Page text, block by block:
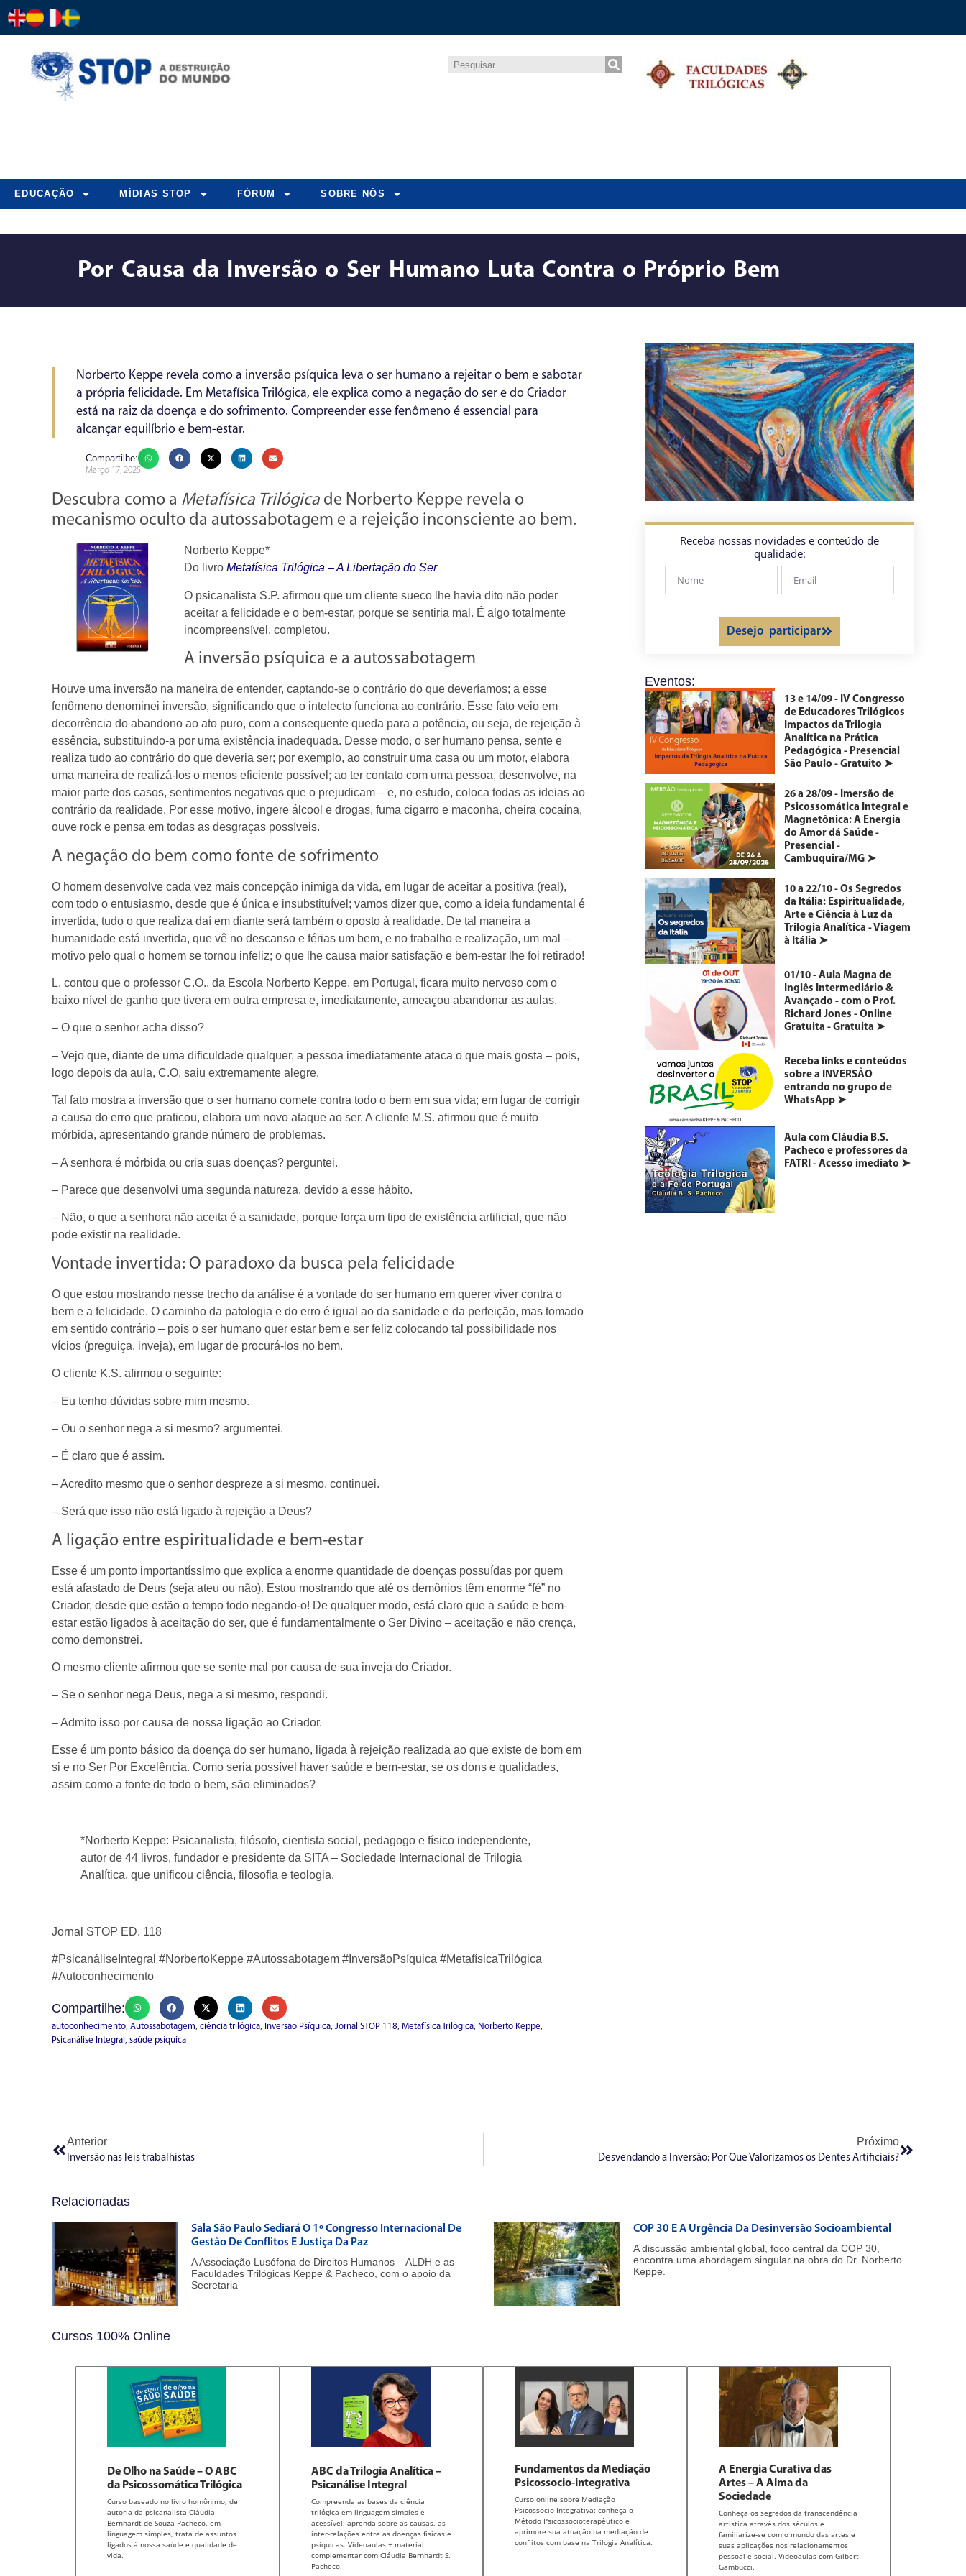
EDUCAÇÃO MÍDIAS STOP FÓRUM SOBRE NÓS
Por Causa da Inversão o Ser Humano Luta Contra o Próprio Bem
Norberto Keppe revela como a inversão psíquica leva o ser humano a rejeitar o bem e sabotar
a própria felicidade. Em Metafísica Trilógica, ele explica como a negação do ser e do Criador
está na raiz da doença e do sofrimento. Compreender esse fenômeno é essencial para
alcançar equilíbrio e bem-estar.
Compartilhe:
Março 17, 2025
Descubra como a Metafísica Trilógica de Norberto Keppe revela o
mecanismo oculto da autossabotagem e a rejeição inconsciente ao bem.
Norberto Keppe*
Do livro Metafísica Trilógica – A Libertação do Ser
O psicanalista S.P. afirmou que um cliente sueco lhe havia dito não poder
aceitar a felicidade e o bem-estar, porque se sentiria mal. É algo totalmente
incompreensível, completou.
A inversão psíquica e a autossabotagem
Houve uma inversão na maneira de entender, captando-se o contrário do que deveríamos; a esse
fenômeno denominei inversão, significando que o intelecto funciona ao contrário. Esse fato veio em
decorrência do abandono ao ato puro, com a consequente queda para a potência, ou seja, de rejeição à
essência, substituindo-a por uma existência inadequada. Desse modo, o ser humano pensa, sente e
realiza tudo ao contrário do que deveria ser; por exemplo, ao construir uma casa ou um motor, elabora
uma maneira de realizá-los o menos eficiente possível; ao ter contato com uma pessoa, desenvolve, na
maior parte dos casos, sentimentos negativos que o prejudicam – e, no estudo, coloca todas as ideias ao
contrário da realidade. Por esse motivo, ingere álcool e drogas, fuma cigarro e maconha, cheira cocaína,
ouve rock e pensa em todas as desgraças possíveis.
A negação do bem como fonte de sofrimento
O homem desenvolve cada vez mais concepção inimiga da vida, em lugar de aceitar a positiva (real),
com todo o entusiasmo, desde que é única e insubstituível; vamos dizer que, como a ideia fundamental é
invertida, tudo o que realiza daí em diante será também o oposto à realidade. De tal maneira a
humanidade está invertida, que vê no descanso e férias um bem, e no trabalho e realização, um mal –
motivo pelo qual o homem se tornou infeliz; o que lhe causa maior satisfação e bem-estar lhe foi retirado!
L. contou que o professor C.O., da Escola Norberto Keppe, em Portugal, ficara muito nervoso com o
baixo nível de ganho que tivera em outra empresa e, imediatamente, ameaçou abandonar as aulas.
– O que o senhor acha disso?
– Vejo que, diante de uma dificuldade qualquer, a pessoa imediatamente ataca o que mais gosta – pois,
logo depois da aula, C.O. saiu extremamente alegre.
Tal fato mostra a inversão que o ser humano comete contra todo o bem em sua vida; em lugar de corrigir
a causa do erro que praticou, elabora um novo ataque ao ser. A cliente M.S. afirmou que é muito
mórbida, apresentando grande número de problemas.
– A senhora é mórbida ou cria suas doenças? perguntei.
– Parece que desenvolvi uma segunda natureza, devido a esse hábito.
– Não, o que a senhora não aceita é a sanidade, porque força um tipo de existência artificial, que não
pode existir na realidade.
Vontade invertida: O paradoxo da busca pela felicidade
O que estou mostrando nesse trecho da análise é a vontade do ser humano em querer viver contra o
bem e a felicidade. O caminho da patologia e do erro é igual ao da sanidade e da perfeição, mas tomado
em sentido contrário – pois o ser humano quer estar bem e ser feliz colocando tal possibilidade nos
vícios (preguiça, inveja), em lugar de procurá-los no bem.
O cliente K.S. afirmou o seguinte:
– Eu tenho dúvidas sobre mim mesmo.
– Ou o senhor nega a si mesmo? argumentei.
– É claro que é assim.
– Acredito mesmo que o senhor despreze a si mesmo, continuei.
– Será que isso não está ligado à rejeição a Deus?
A ligação entre espiritualidade e bem-estar
Esse é um ponto importantíssimo que explica a enorme quantidade de doenças possuídas por quem
está afastado de Deus (seja ateu ou não). Estou mostrando que até os demônios têm enorme “fé” no
Criador, desde que estão o tempo todo negando-o! De qualquer modo, está claro que a saúde e bem-
estar estão ligados à aceitação do ser, que é fundamentalmente o Ser Divino – aceitação e não crença,
como demonstrei.
O mesmo cliente afirmou que se sente mal por causa de sua inveja do Criador.
– Se o senhor nega Deus, nega a si mesmo, respondi.
– Admito isso por causa de nossa ligação ao Criador.
Esse é um ponto básico da doença do ser humano, ligada à rejeição realizada ao que existe de bom em
si e no Ser Por Excelência. Como seria possível haver saúde e bem-estar, se os dons e qualidades,
assim como a fonte de todo o bem, são eliminados?
*Norberto Keppe: Psicanalista, filósofo, cientista social, pedagogo e físico independente,
autor de 44 livros, fundador e presidente da SITA – Sociedade Internacional de Trilogia
Analítica, que unificou ciência, filosofia e teologia.
Jornal STOP ED. 118
#PsicanáliseIntegral #NorbertoKeppe #Autossabotagem #InversãoPsíquica #MetafísicaTrilógica
#Autoconhecimento
Compartilhe:
autoconhecimento, Autossabotagem, ciência trilógica, Inversão Psíquica, Jornal STOP 118, Metafísica Trilógica, Norberto Keppe,
Psicanálise Integral , saúde psíquica
Receba nossas novidades e conteúdo de
qualidade:
Desejo participar
Eventos:
13 e 14/09 - IV Congresso
de Educadores Trilógicos
Impactos da Trilogia
Analítica na Prática
Pedagógica - Presencial
São Paulo - Gratuito ➤
26 a 28/09 - Imersão de
Psicossomática Integral e
Magnetônica: A Energia
do Amor dá Saúde -
Presencial -
Cambuquira/MG ➤
10 a 22/10 - Os Segredos
da Itália: Espiritualidade,
Arte e Ciência à Luz da
Trilogia Analítica - Viagem
à Itália ➤
01/10 - Aula Magna de
Inglês Intermediário &
Avançado - com o Prof.
Richard Jones - Online
Gratuita - Gratuita ➤
Receba links e conteúdos
sobre a INVERSÃO
entrando no grupo de
WhatsApp ➤
Aula com Cláudia B.S.
Pacheco e professores da
FATRI - Acesso imediato ➤
Anterior
Inversão nas leis trabalhistas
Próximo
Desvendando a Inversão: Por Que Valorizamos os Dentes Artificiais?
Relacionadas
Sala São Paulo Sediará O 1º Congresso Internacional De
Gestão De Conflitos E Justiça Da Paz
A Associação Lusófona de Direitos Humanos – ALDH e as
Faculdades Trilógicas Keppe & Pacheco, com o apoio da
Secretaria
COP 30 E A Urgência Da Desinversão Socioambiental
A discussão ambiental global, foco central da COP 30,
encontra uma abordagem singular na obra do Dr. Norberto
Keppe.
Cursos 100% Online
De Olho na Saúde – O ABC
da Psicossomática Trilógica
Curso baseado no livro homônimo, de
autoria da psicanalista Cláudia
Bernhardt de Souza Pacheco, em
linguagem simples, trata de assuntos
ligados à nossa saúde e qualidade de
vida.
ABC da Trilogia Analítica –
Psicanálise Integral
Compreenda as bases da ciência
trilógica em linguagem simples e
acessível: aprenda sobre as causas, as
inter-relações entre as doenças físicas e
psíquicas. Videoaulas + material
complementar com Cláudia Bernhardt S.
Pacheco.
Fundamentos da Mediação
Psicossocio-integrativa
Curso online sobre Mediação
Psicossocio-Integrativa: conheça o
Método Psicossocioterapêutico e
aprimore sua atuação na mediação de
conflitos com base na Trilogia Analítica.
A Energia Curativa das
Artes – A Alma da
Sociedade
Conheça os segredos da transcendência
artística através dos séculos e
familiarize-se com o mundo das artes e
suas aplicações nos relacionamentos
pessoal e social. Videoaulas com Gilbert
Gambucci.